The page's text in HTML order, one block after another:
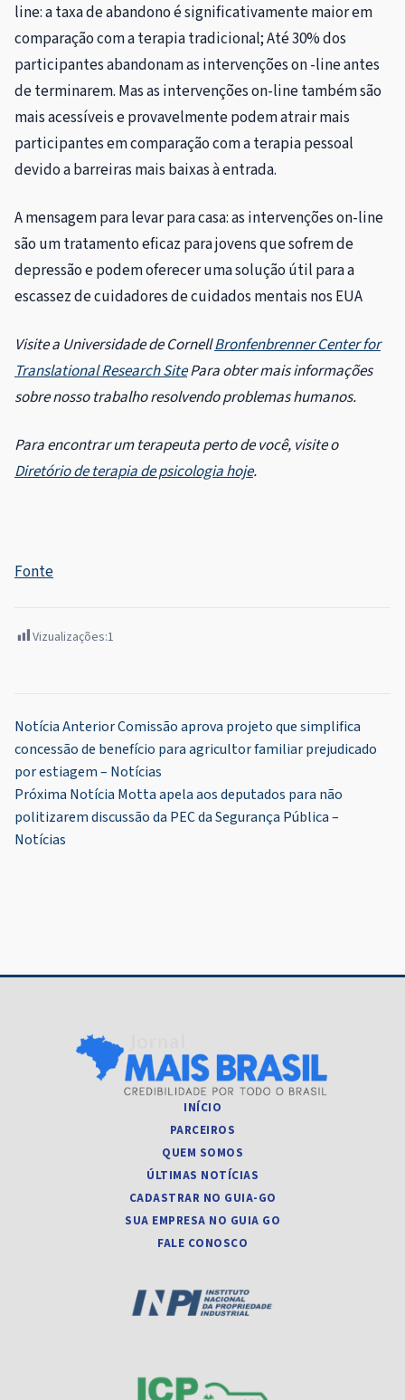
line: a taxa de abandono é significativamente maior em
comparação com a terapia tradicional; Até 30% dos
participantes abandonam as intervenções on -line antes
de terminarem. Mas as intervenções on-line também são
mais acessíveis e provavelmente podem atrair mais
participantes em comparação com a terapia pessoal
devido a barreiras mais baixas à entrada.
A mensagem para levar para casa: as intervenções on-line
são um tratamento eficaz para jovens que sofrem de
depressão e podem oferecer uma solução útil para a
escassez de cuidadores de cuidados mentais nos EUA
Visite a Universidade de CornellBronfenbrenner Center for
Translational Research SitePara obter mais informações
sobre nosso trabalho resolvendo problemas humanos.
Para encontrar um terapeuta perto de você, visite o
Diretório de terapia de psicologia hoje.
Fonte
Vizualizações:1
Navegação
de
Post
Notícia AnteriorComissão aprova projeto que simplifica
concessão de benefício para agricultor familiar prejudicado
por estiagem – Notícias
Próxima Notícia Motta apela aos deputados para não
politizarem discussão da PEC da Segurança Pública –
Notícias
INÍCIO
PARCEIROS
QUEM SOMOS
ÚLTIMAS NOTÍCIAS
CADASTRAR NO GUIA-GO
SUA EMPRESA NO GUIA GO
FALE CONOSCO